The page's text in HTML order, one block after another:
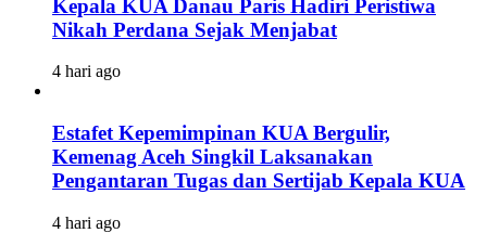
Kepala KUA Danau Paris Hadiri Peristiwa
Nikah Perdana Sejak Menjabat
4 hari ago
Estafet Kepemimpinan KUA Bergulir,
Kemenag Aceh Singkil Laksanakan
Pengantaran Tugas dan Sertijab Kepala KUA
4 hari ago